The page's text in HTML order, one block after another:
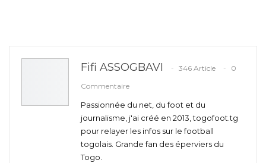
Fifi ASSOGBAVI 346 Article
0
Commentaire
Passionnée du net, du foot et du
journalisme, j'ai créé en 2013, togofoot.tg
pour relayer les infos sur le football
togolais. Grande fan des éperviers du
Togo.